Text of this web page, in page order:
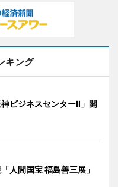
キング
ビジネスセンターII」開
人間国宝 福島善三展」